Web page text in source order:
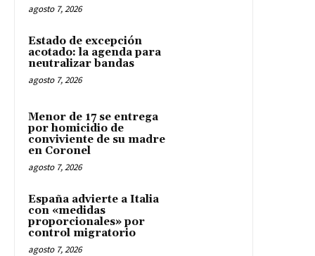
agosto 7, 2026
Estado de excepción
acotado: la agenda para
neutralizar bandas
agosto 7, 2026
Menor de 17 se entrega
por homicidio de
conviviente de su madre
en Coronel
agosto 7, 2026
España advierte a Italia
con «medidas
proporcionales» por
control migratorio
agosto 7, 2026